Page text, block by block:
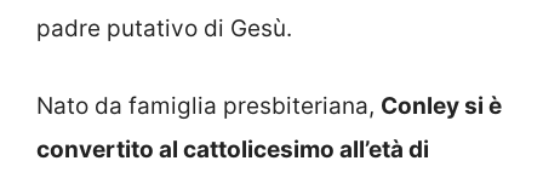
padre putativo di Gesù.
Nato da famiglia presbiteriana, Conley si è
convertito al cattolicesimo all’età di